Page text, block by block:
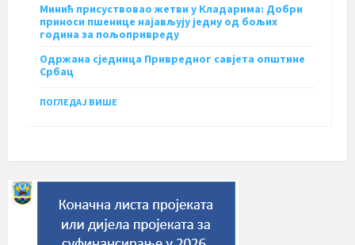
Минић присуствовао жетви у Кладарима: Добри
приноси пшенице најављују једну од бољих
година за пољопривреду
Одржана сједница Привредног савјета општине
Србац
ПОГЛЕДАЈ ВИШЕ